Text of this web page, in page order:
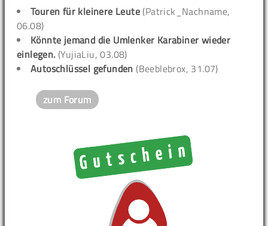
Touren für kleinere Leute (Patrick_Nachname,
06.08)
Könnte jemand die Umlenker Karabiner wieder
einlegen. (YujiaLiu, 03.08)
Autoschlüssel gefunden (Beeblebrox, 31.07)
zum Forum